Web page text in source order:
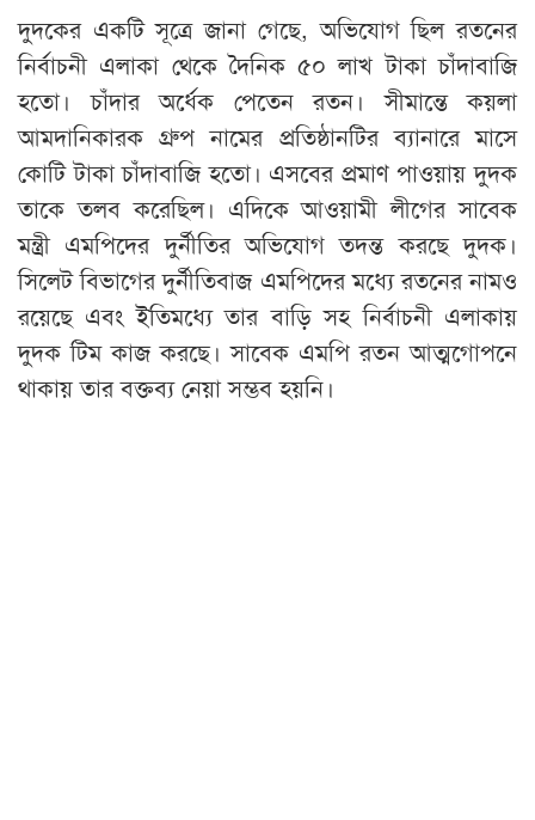
দুদকের একটি সূত্রে জানা গেছে, অভিযোগ ছিল রতনের
নির্বাচনী এলাকা থেকে দৈনিক ৫০ লাখ টাকা চাঁদাবাজি
হতো। চাঁদার অর্ধেক পেতেন রতন। সীমান্তে কয়লা
আমদানিকারক গ্রুপ নামের প্রতিষ্ঠানটির ব্যানারে মাসে
কোটি টাকা চাঁদাবাজি হতো। এসবের প্রমাণ পাওয়ায় দুদক
তাকে তলব করেছিল। এদিকে আওয়ামী লীগের সাবেক
মন্ত্রী এমপিদের দুর্নীতির অভিযোগ তদন্ত করছে দুদক।
সিলেট বিভাগের দুর্নীতিবাজ এমপিদের মধ্যে রতনের নামও
রয়েছে এবং ইতিমধ্যে তার বাড়ি সহ নির্বাচনী এলাকায়
দুদক টিম কাজ করছে। সাবেক এমপি রতন আত্মগোপনে
থাকায় তার বক্তব্য নেয়া সম্ভব হয়নি।